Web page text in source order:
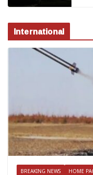
International
BREAKING NEWS HOME